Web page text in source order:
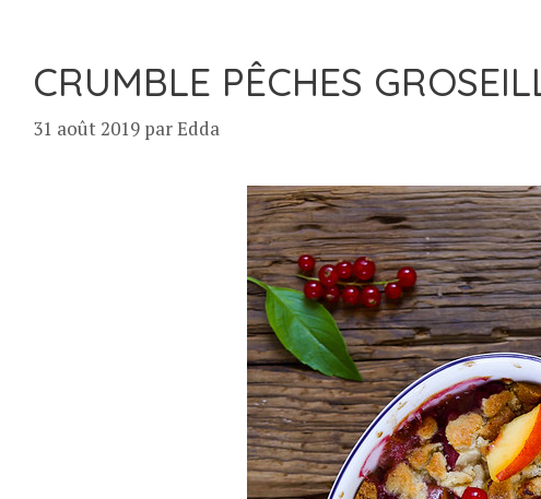
CRUMBLE PÊCHES
31 août 2019 parEdda